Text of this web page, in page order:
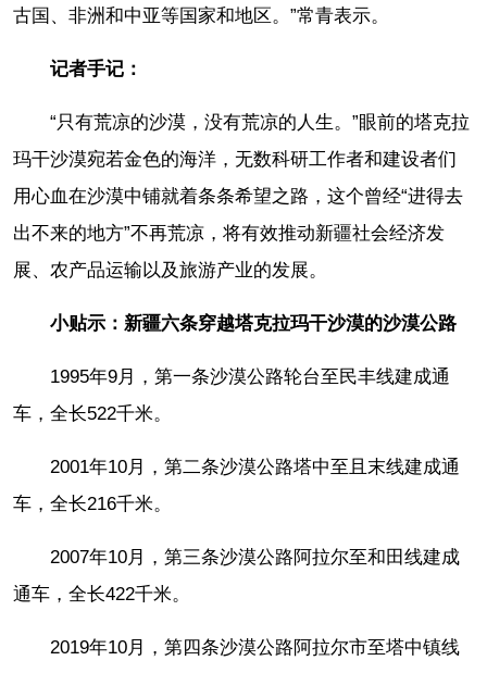
古国、非洲和中亚等国家和地区。”常青表示。
记者手记：
“只有荒凉的沙漠，没有荒凉的人生。”眼前的塔克拉
玛干沙漠宛若金色的海洋，无数科研工作者和建设者们
用心血在沙漠中铺就着条条希望之路，这个曾经“进得去
出不来的地方”不再荒凉，将有效推动新疆社会经济发
展、农产品运输以及旅游产业的发展。
小贴示： 新疆六条穿越塔克拉玛干沙漠的沙漠公路
1995年9月，第一条沙漠公路轮台至民丰线建成通
车，全长522千米。
2001年10月，第二条沙漠公路塔中至且末线建成通
车，全长216千米。
2007年10月，第三条沙漠公路阿拉尔至和田线建成
通车，全长422千米。
2019年10月，第四条沙漠公路阿拉尔市至塔中镇线